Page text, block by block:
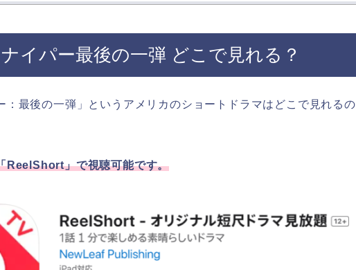
イパー最後の一弾 どこで見れる？
：最後の一弾 」 というアメリカのショートドラマはどこで見れるの
ReelShort」で視聴可能です。